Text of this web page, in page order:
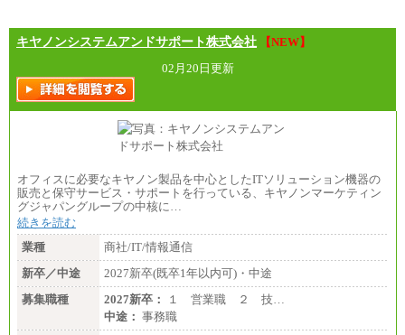
キヤノンシステムアンドサポート株式会社
【NEW】
02月20日更新
オフィスに必要なキヤノン製品を中心としたITソリューション機器の
販売と保守サービス・サポートを行っている、キヤノンマーケティン
グジャパングループの中核に…
続きを読む
業種
商社/IT/情報通信
新卒／中途
2027新卒(既卒1年以内可)・中途
募集職種
2027新卒：
１ 営業職 ２ 技…
中途： 事務職